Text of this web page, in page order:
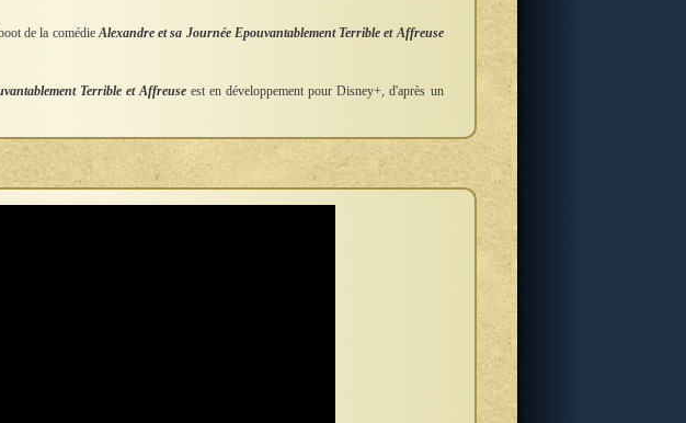
de la comédieAlexandre et sa Journée Epouvantablement Terrible et Affreuse
Terrible et Affreuse est en développement pour Disney+, d'après un